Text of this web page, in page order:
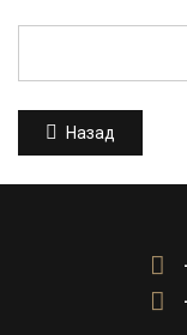
Назад